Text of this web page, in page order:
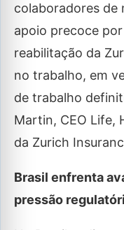
colaboradores de
apoio precoce
reabilitação da
no trabalho, em
de trabalho
Martin, CEO Life,
da Zurich
Brasil enfrenta
pressão